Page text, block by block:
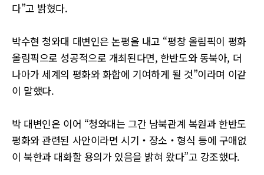
다”고 밝혔다.
박수현 청와대 대변인은 논평을 내고 “평창 올림픽이 평화
올림픽으로 성공적으로 개최된다면, 한반도와 동북아, 더
나아가 세계의 평화와 화합에 기여하게 될 것”이라며 이같
이 말했다.
박 대변인은 이어 “청와대는 그간 남북관계 복원과 한반도
평화와 관련된 사안이라면 시기‧장소‧형식 등에 구애없
이 북한과 대화할 용의가 있음을 밝혀 왔다”고 강조했다.